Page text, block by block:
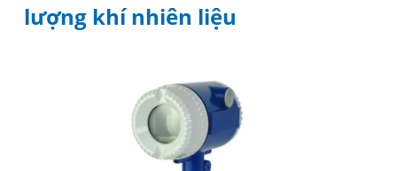
lượng khí nhiên liệu